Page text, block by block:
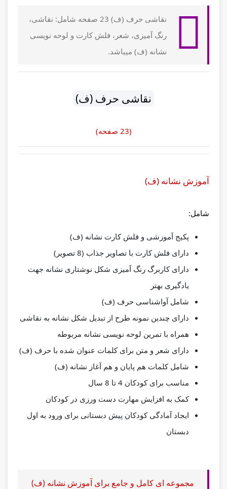
نقاشی حرف (ف)
23 صفحه شامل: نقاشی،
رنگ آمیزی، شعر، فلش کارت و لوحه نویسی
نشانه (ف) میباشد.
نقاشی حرف (ف)
(23 صفحه)
آموزش نشانه (ف)
شامل:
پکیج آموزشی و فلش کارت نشانه (ف)
دارای فلش کارت با تصاویر جذاب (8 تصویر)
دارای کاربرگ رنگ آمیزی شکل نوشتاری نشانه جهت
یادگیری بهتر
شامل آواشناسی حرف (ف)
دارای چندین نمونه طرح از تبدیل شکل نشانه به نقاشی
همراه با تمرین لوحه نویسی نشانه مربوطه
دارای شعر و متن برای کلمات عنوان شده با حرف (ف)
شامل کلمات هم پایان و هم آغاز نشانه (ف)
مناسب برای کودکان 4 تا 8 سال
کمک به افزایش مهارت دست ورزی در کودکان
ایجاد آمادگی کودکان پیش دبستانی برای ورود به اول
دبستان
مجموعه ای کامل و جامع برای آموزش نشانه (ف)